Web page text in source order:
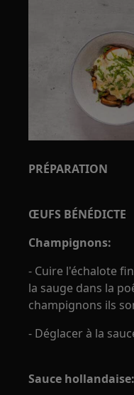
PRÉPARATION
ŒUFS BÉNÉDICTE
Champignons:
- Cuire l'échalote
la sauge dans la
champignons ils
- Déglacer à la
Sauce hollandaise: